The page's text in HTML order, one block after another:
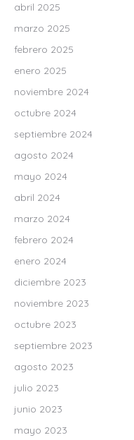
abril 2025
marzo 2025
febrero 2025
enero 2025
noviembre 2024
octubre 2024
septiembre 2024
agosto 2024
mayo 2024
abril 2024
marzo 2024
febrero 2024
enero 2024
diciembre 2023
noviembre 2023
octubre 2023
septiembre 2023
agosto 2023
julio 2023
junio 2023
mayo 2023